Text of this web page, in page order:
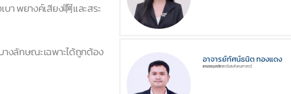
า พยางค์เสียง啊และสระ
งลักษณะเฉพาะได้ถูกต้อง
อาจารย์ทัศน์ธนิต ทองแดง
สาขาภาษาจีน
คณะมนุษยศาสตร์และสังคมศาสตร์